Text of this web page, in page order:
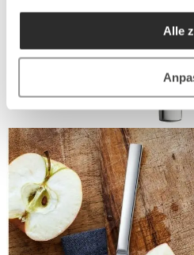
akzeptieren / etc.]“ erteilen
Weitergabe über Ihr Verhalten
Partner, die shopware AG
Deutschland), die diese
Produktverbesserungen,
darf.
Alle